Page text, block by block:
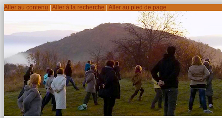
Aller au contenu Aller à la recherche Aller au pied de page